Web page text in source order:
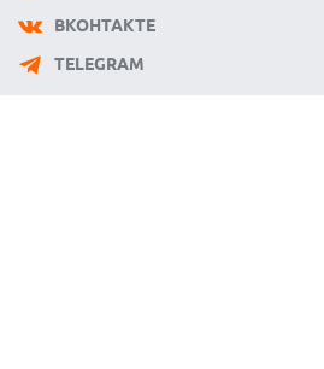
ВКОНТАКТЕ
TELEGRAM